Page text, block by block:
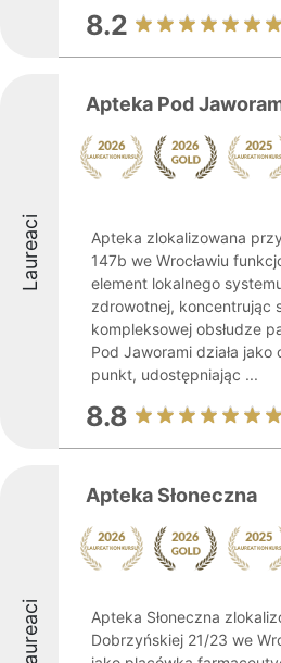
8.2
Laureaci
Apteka Pod
Apteka zlokalizowana
147b we Wrocławiu
element lokalnego
zdrowotnej, koncentrując
kompleksowej obsłudze
Pod Jaworami działa jako
punkt, udostępniając ...
8.8
Laureaci
Apteka Słoneczna
Apteka Słoneczna
Dobrzyńskiej 21/23 we